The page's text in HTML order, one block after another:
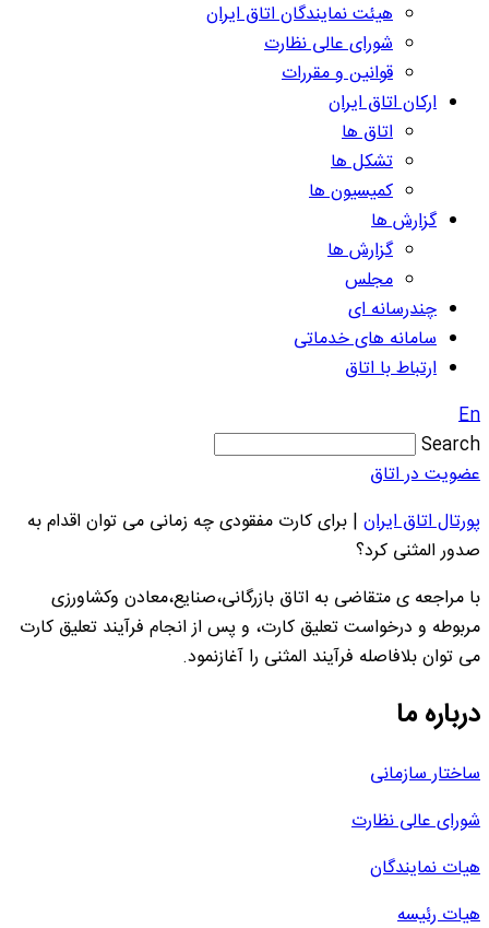
هیئت نمایندگان اتاق ایران
شورای عالی نظارت
قوانین و مقررات
ارکان اتاق ایران
اتاق ها
تشکل ها
کمیسیون ها
گزارش ها
گزارش ها
مجلس
چندرسانه ای
سامانه های خدماتی
ارتباط با اتاق
En
Search
عضویت در اتاق
پورتال اتاق ایران | برای کارت مفقودی چه زمانی می توان اقدام به
صدور المثنی کرد؟
با مراجعه ی متقاضی به اتاق بازرگانی،صنایع،معادن وکشاورزی
مربوطه و درخواست تعلیق کارت، و پس از انجام فرآیند تعلیق کارت
می توان بلافاصله فرآیند المثنی را آغازنمود.
درباره ما
ساختار سازمانی
شورای عالی نظارت
هیات نمایندگان
هیات رئیسه